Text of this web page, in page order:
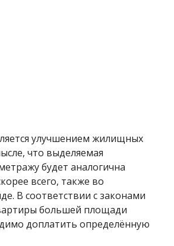
улучшением жилищных
что выделяемая
будет аналогична
всего, также во
В соответствии с законами
большей площади
доплатить определённую